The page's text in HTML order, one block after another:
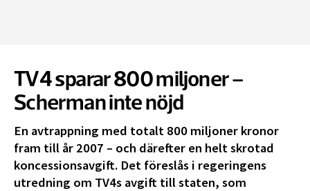
TV4 sparar 800 miljoner –
Scherman inte nöjd
En avtrappning med totalt 800 miljoner kronor
fram till år 2007 – och därefter en helt skrotad
koncessionsavgift. Det föreslås i regeringens
utredning om TV4s avgift till staten, som